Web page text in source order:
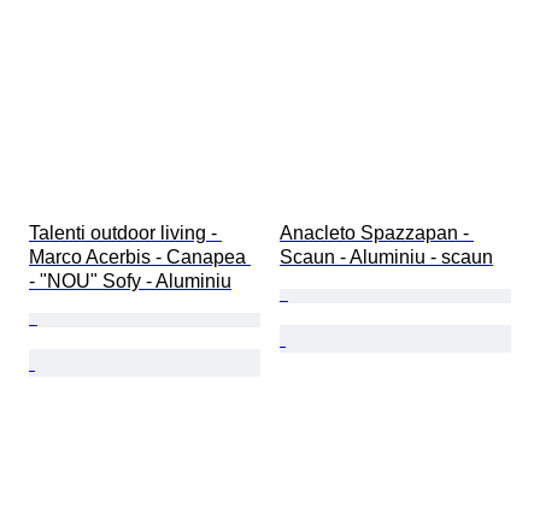
Talenti outdoor living -
Marco Acerbis - Canapea
- "NOU" Sofy - Aluminiu
Anacleto Spazzapan -
Scaun - Aluminiu - scaun